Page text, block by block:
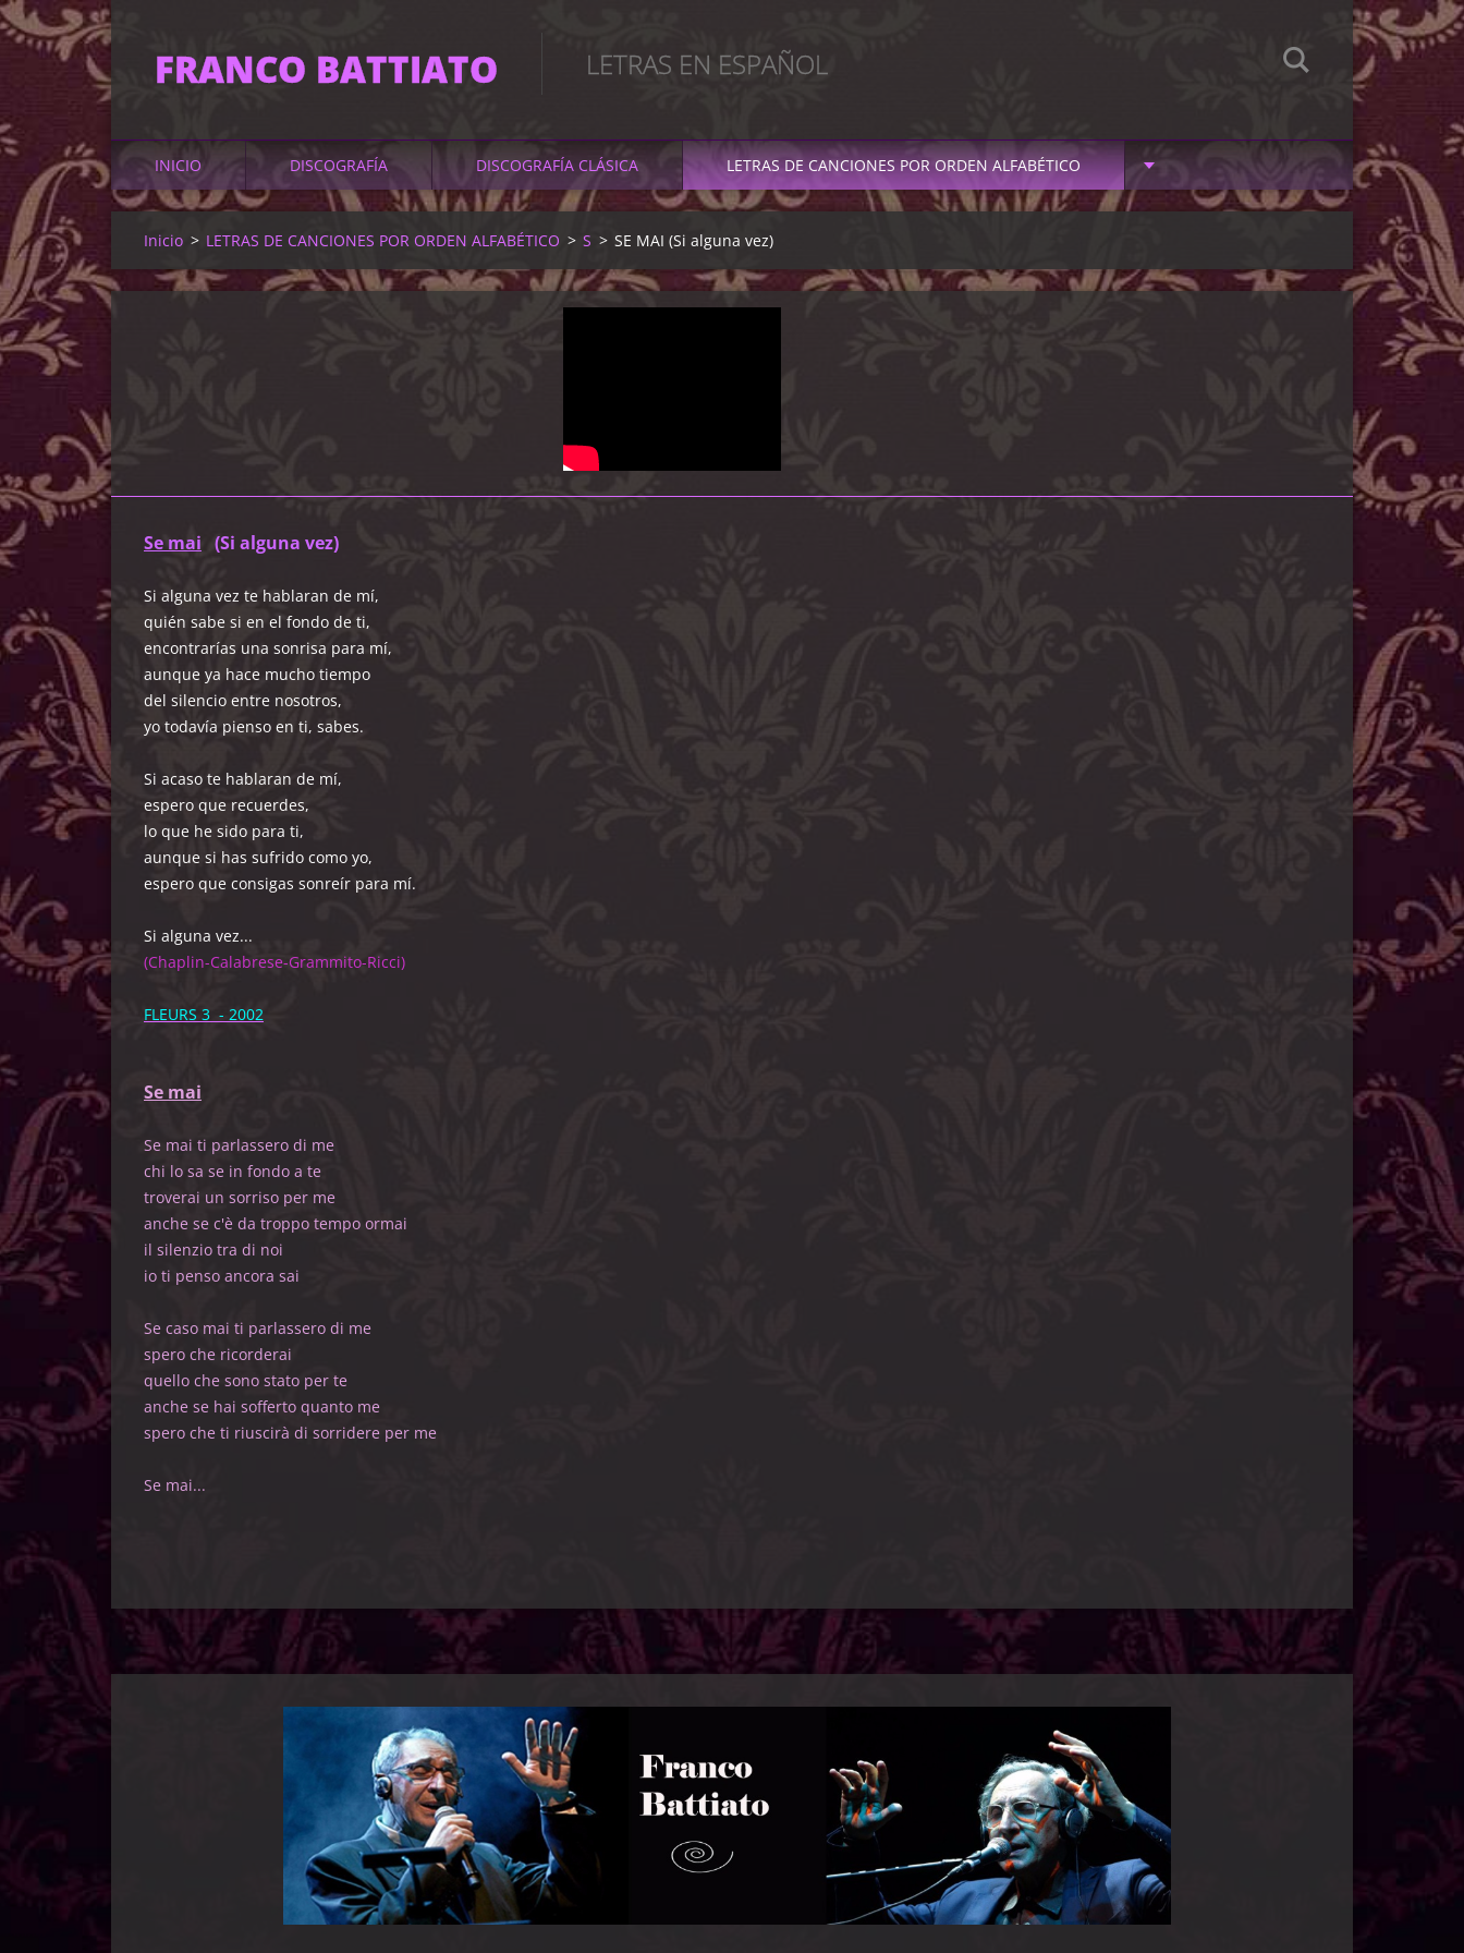
FRANCO BATTIATO LETRAS EN ESPAÑOL
INICIO DISCOGRAFÍA DISCOGRAFÍA CLÁSICA LETRAS DE CANCIONES POR ORDEN ALFABÉTICO
Inicio > LETRAS DE CANCIONES POR ORDEN ALFABÉTICO > S > SE MAI (Si alguna vez)
Se mai (Si alguna vez)
Si alguna vez te hablaran de mí,
quién sabe si en el fondo de ti,
encontrarías una sonrisa para mí,
aunque ya hace mucho tiempo
del silencio entre nosotros,
yo todavía pienso en ti, sabes.
Si acaso te hablaran de mí,
espero que recuerdes,
lo que he sido para ti,
aunque si has sufrido como yo,
espero que consigas sonreír para mí.
Si alguna vez...
(Chaplin-Calabrese-Grammito-Ricci)
FLEURS 3 - 2002
Se mai
Se mai ti parlassero di me
chi lo sa se in fondo a te
troverai un sorriso per me
anche se c'è da troppo tempo ormai
il silenzio tra di noi
io ti penso ancora sai
Se caso mai ti parlassero di me
spero che ricorderai
quello che sono stato per te
anche se hai sofferto quanto me
spero che ti riuscirà di sorridere per me
Se mai...